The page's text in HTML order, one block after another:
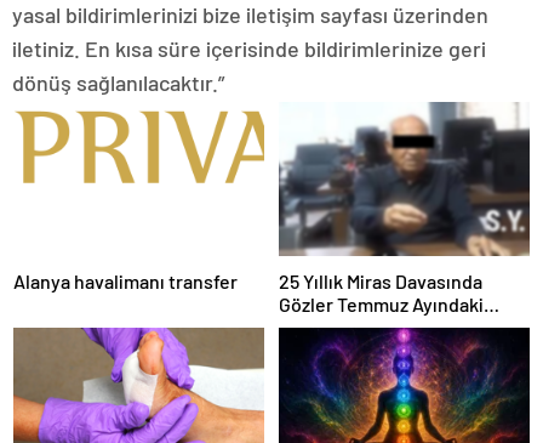
yasal bildirimlerinizi bize iletişim sayfası üzerinden
iletiniz. En kısa süre içerisinde bildirimlerinize geri
dönüş sağlanılacaktır.”
Alanya havalimanı transfer
25 Yıllık Miras Davasında
Gözler Temmuz Ayındaki
Karar Duruşmasına Çevrildi